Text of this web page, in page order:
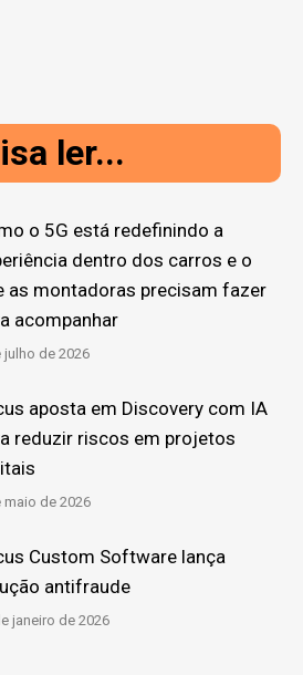
ler...
o 5G está redefinindo a
dentro dos carros e o
as montadoras precisam fazer
acompanhar
julho de 2026
aposta em Discovery com IA
reduzir riscos em projetos
maio de 2026
Custom Software lança
antifraude
janeiro de 2026